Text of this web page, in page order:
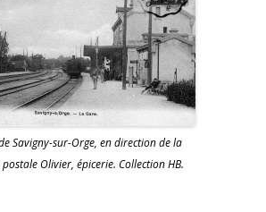
Savigny-sur-Orge, en direction de la
Olivier, épicerie. Collection HB.